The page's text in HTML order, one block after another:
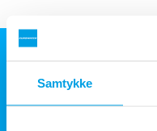
Samtykke